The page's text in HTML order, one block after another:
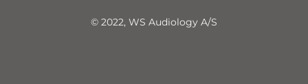
© 2022, WS Audiology A/S